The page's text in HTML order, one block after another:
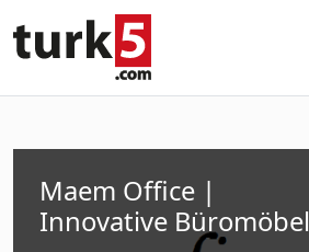
Maem Office |
Innovative Büromöbel